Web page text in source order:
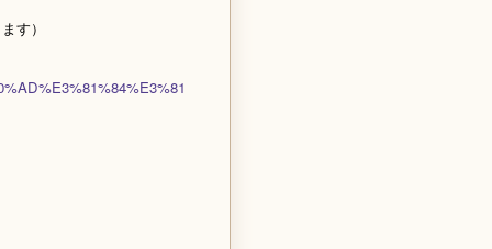
す）
188405687882836